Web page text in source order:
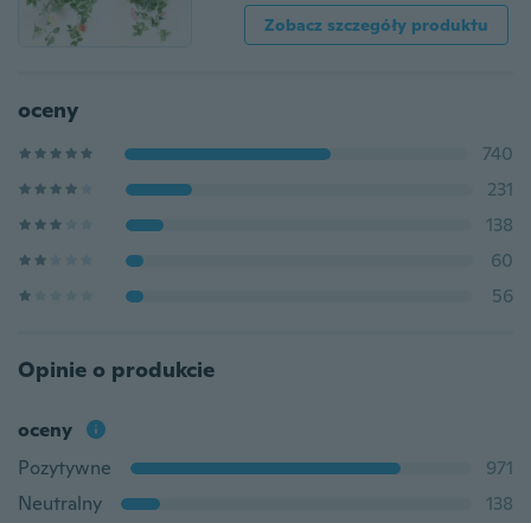
Zobacz szczegóły produktu
oceny
740
231
138
60
56
Opinie o produkcie
oceny
Pozytywne
971
Neutralny
138